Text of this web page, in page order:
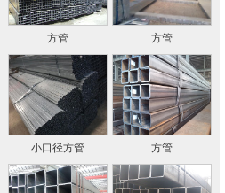
方管 方管
小口径方管 方管